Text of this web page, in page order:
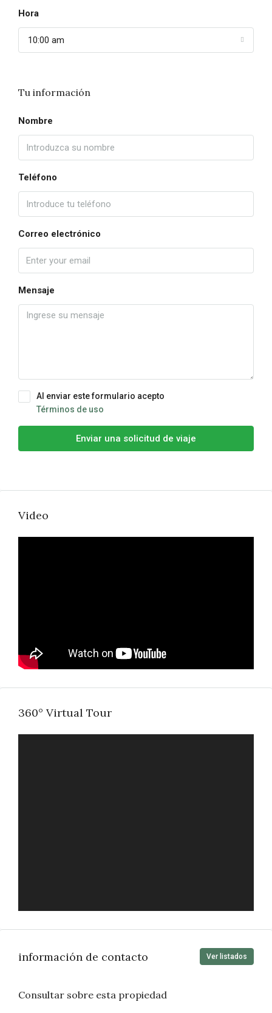
Hora
10:00 am
Tu información
Nombre
Teléfono
Correo electrónico
Mensaje
Al enviar este formulario acepto
Términos de uso
Enviar una solicitud de viaje
Video
360° Virtual Tour
información de contacto Ver listados
Consultar sobre esta propiedad